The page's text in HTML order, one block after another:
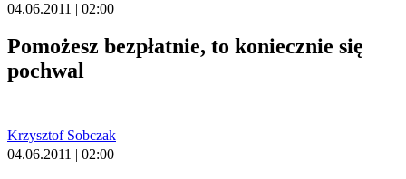
04.06.2011 | 02:00
Pomożesz bezpłatnie, to koniecznie się
pochwal
Krzysztof Sobczak
04.06.2011 | 02:00